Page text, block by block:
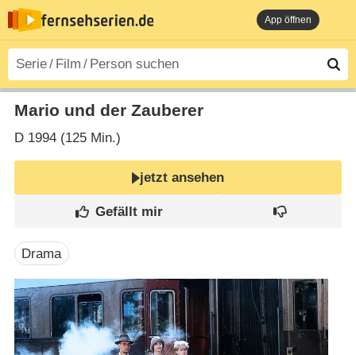
App öffnen
Mario und der Zauberer
D1994 (125 Min.)
jetzt ansehen
Drama